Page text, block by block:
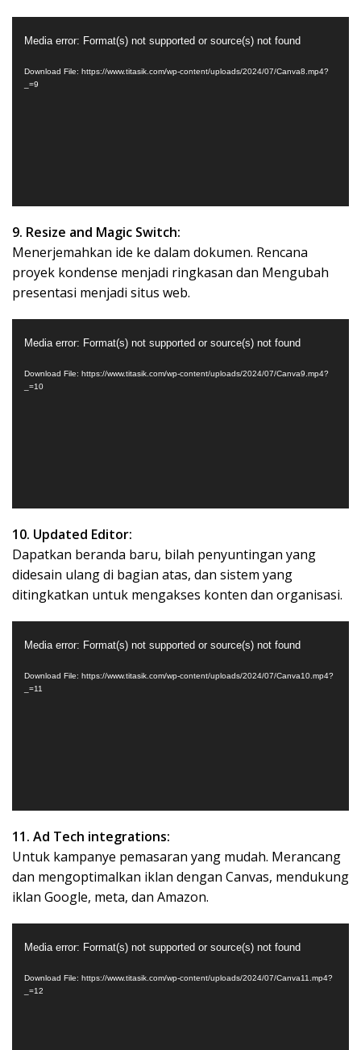
Player
Media error: Format(s) not supported or source(s) not found
Download File: https://www.titasik.com/wp-content/uploads/2024/07/Canva8.mp4?
_=9
9. Resize and Magic Switch:
Menerjemahkan ide ke dalam dokumen. Rencana
proyek kondense menjadi ringkasan dan Mengubah
presentasi menjadi situs web.
Player
Media error: Format(s) not supported or source(s) not found
Download File: https://www.titasik.com/wp-content/uploads/2024/07/Canva9.mp4?
_=10
10. Updated Editor:
Dapatkan beranda baru, bilah penyuntingan yang
didesain ulang di bagian atas, dan sistem yang
ditingkatkan untuk mengakses konten dan organisasi.
Player
Media error: Format(s) not supported or source(s) not found
Download File: https://www.titasik.com/wp-content/uploads/2024/07/Canva10.mp4?
_=11
11. Ad Tech integrations:
Untuk kampanye pemasaran yang mudah. Merancang
dan mengoptimalkan iklan dengan Canvas, mendukung
iklan Google, meta, dan Amazon.
Player
Media error: Format(s) not supported or source(s) not found
Download File: https://www.titasik.com/wp-content/uploads/2024/07/Canva11.mp4?
_=12